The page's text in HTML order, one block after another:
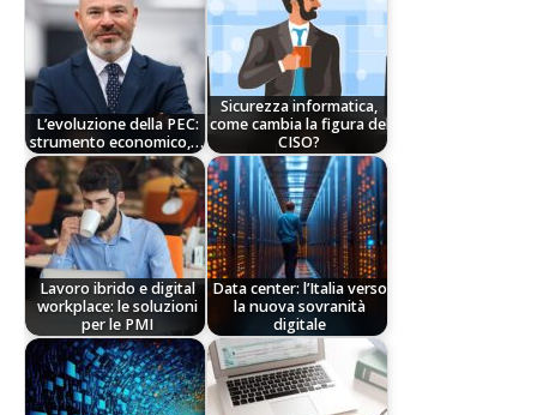
L’evoluzione della PEC:
strumento economico,…
Sicurezza informatica,
come cambia la figura del
CISO?
Lavoro ibrido e digital
workplace: le soluzioni
per le PMI
Data center: l’Italia verso
la nuova sovranità
digitale